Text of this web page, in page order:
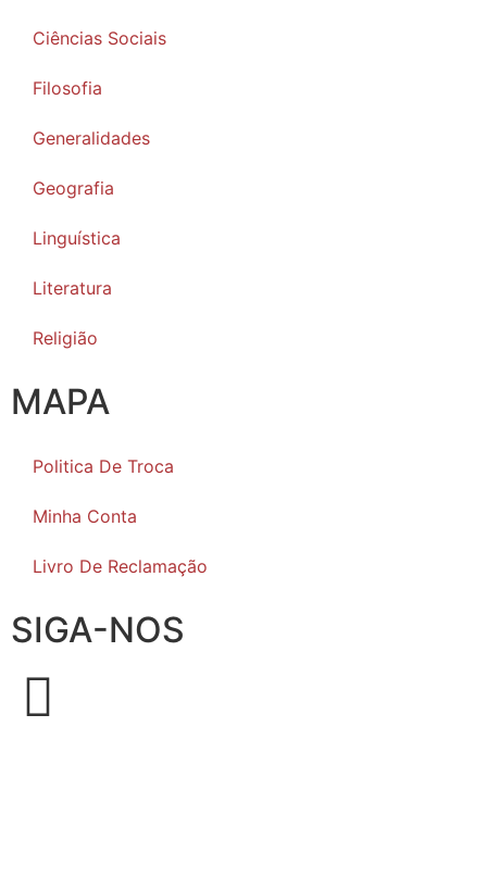
Ciências Sociais
Filosofia
Generalidades
Geografia
Linguística
Literatura
Religião
MAPA
Politica De Troca
Minha Conta
Livro De Reclamação
SIGA-NOS